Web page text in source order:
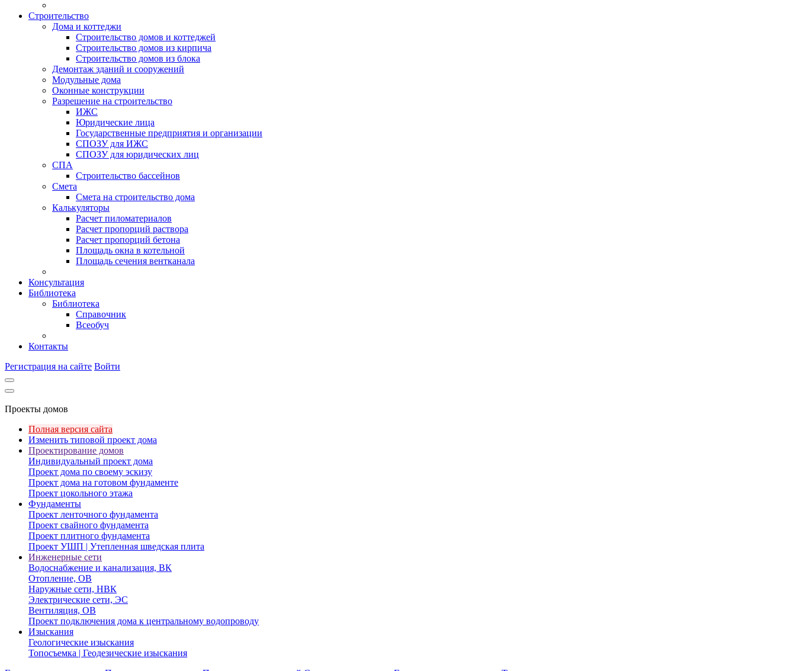
Строительство
Дома и коттеджи
Строительство домов и коттеджей
Строительство домов из кирпича
Строительство домов из блока
Демонтаж зданий и сооружений
Модульные дома
Оконные конструкции
Разрешение на строительство
ИЖС
Юридические лица
Государственные предприятия и организации
СПОЗУ для ИЖС
СПОЗУ для юридических лиц
СПА
Строительство бассейнов
Смета
Смета на строительство дома
Калькуляторы
Расчет пиломатериалов
Расчет пропорций раствора
Расчет пропорций бетона
Площадь окна в котельной
Площадь сечения вентканала
Консультация
Библиотека
Библиотека
Справочник
Всеобуч
Контакты
Регистрация на сайте Войти
Проекты домов
Полная версия сайта
Изменить типовой проект дома
Проектирование домов
Индивидуальный проект дома
Проект дома по своему эскизу
Проект дома на готовом фундаменте
Проект цокольного этажа
Фундаменты
Проект ленточного фундамента
Проект свайного фундамента
Проект плитного фундамента
Проект УШП | Утепленная шведская плита
Инженерные сети
Водоснабжение и канализация, ВК
Отопление, ОВ
Наружные сети, НВК
Электрические сети, ЭС
Вентиляция, ОВ
Проект подключения дома к центральному водопроводу
Изыскания
Геологические изыскания
Топосъемка | Геодезические изыскания